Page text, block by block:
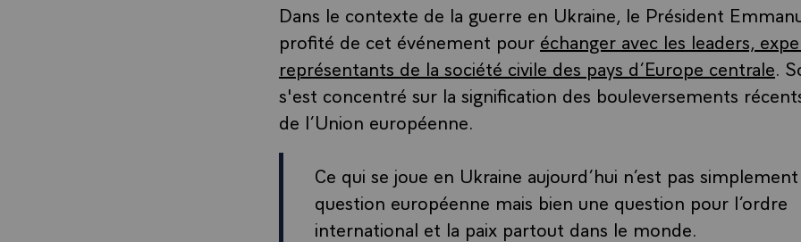
Dans le contexte de la guerre en Ukraine, le Président
profité de cet événement pour échanger avec les leaders,
représentants de la société civile des pays d’Europe centrale.
s'est concentré sur la signification des bouleversements
de l’Union européenne.
Ce qui se joue en Ukraine aujourd’hui n’est pas
question européenne mais bien une question pour l’ordre
international et la paix partout dans le monde.